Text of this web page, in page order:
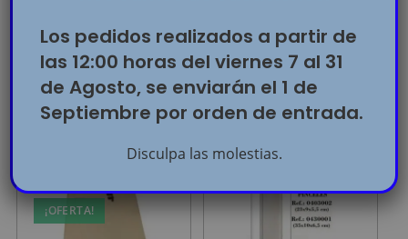
Productos relacionados
¡OFERTA!
Los pedidos realizados a partir de
las 12:00 horas del viernes 7 al 31
de Agosto, se enviarán el 1 de
Septiembre por orden de entrada.
Disculpa las molestias.